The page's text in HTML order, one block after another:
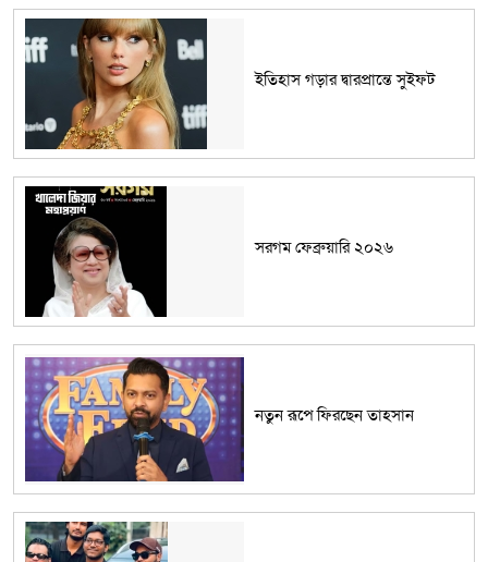
ইতিহাস গড়ার দ্বারপ্রান্তে সুইফট
সরগম ফেব্রুয়ারি ২০২৬
নতুন রূপে ফিরছেন তাহসান